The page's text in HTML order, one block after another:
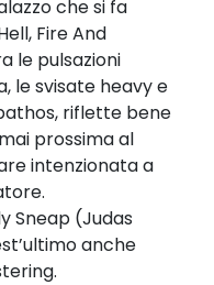
che si fa
Fire And
le pulsazioni
le svisate heavy e
riflette bene
prossima al
intenzionata a
Sneap (Judas
anche